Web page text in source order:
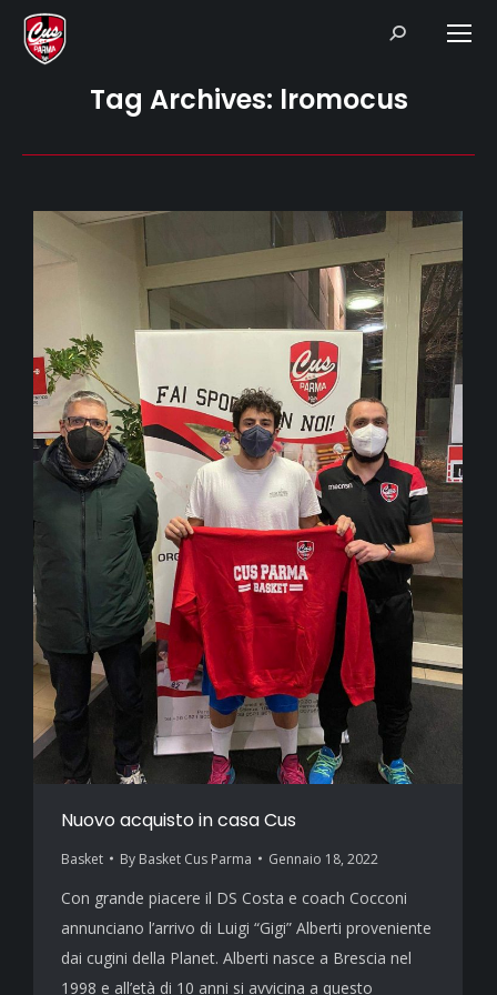
Search:
Tag Archives: lromocus
Nuovo acquisto in casa Cus
Basket By Basket Cus Parma Gennaio 18, 2022
Con grande piacere il DS Costa e coach Cocconi
annunciano l’arrivo di Luigi “Gigi” Alberti proveniente
dai cugini della Planet. Alberti nasce a Brescia nel
1998 e all’età di 10 anni si avvicina a questo